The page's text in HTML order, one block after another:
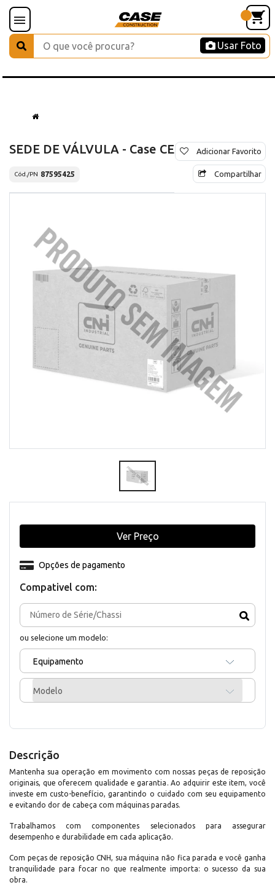
Usar Foto
SEDE DE VÁLVULA - Case CE
Cód./PN 87595425
Adicionar Favorito
Compartilhar
Compativel com:
ou selecione um modelo:
Equipamento
Modelo
Opções de pagamento
Ver Preço
Descrição
Mantenha sua operação em movimento com nossas peças de reposição
originais, que oferecem qualidade e garantia. Ao adquirir este item, você
investe em custo-benefício, garantindo o cuidado com seu equipamento
e evitando dor de cabeça com máquinas paradas.
Trabalhamos com componentes selecionados para assegurar
desempenho e durabilidade em cada aplicação.
Com peças de reposição CNH, sua máquina não fica parada e você ganha
tranquilidade para focar no que realmente importa: o sucesso da sua
obra.